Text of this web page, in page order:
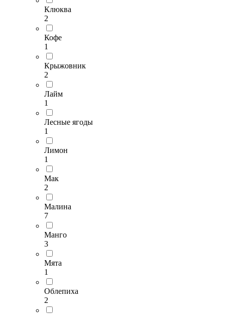
Клюква
2
Кофе
1
Крыжовник
2
Лайм
1
Лесные ягоды
1
Лимон
1
Мак
2
Малина
7
Манго
3
Мята
1
Облепиха
2